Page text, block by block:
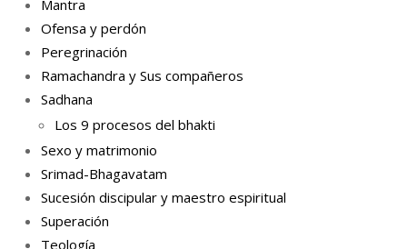
Mantra
Ofensa y perdón
Peregrinación
Ramachandra y Sus compañeros
Sadhana
Los 9 procesos del bhakti
Sexo y matrimonio
Srimad-Bhagavatam
Sucesión discipular y maestro espiritual
Superación
Teología